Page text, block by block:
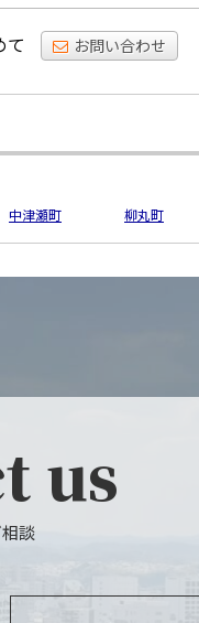
て お問い合わせ
中津瀬町 柳丸町
us
談